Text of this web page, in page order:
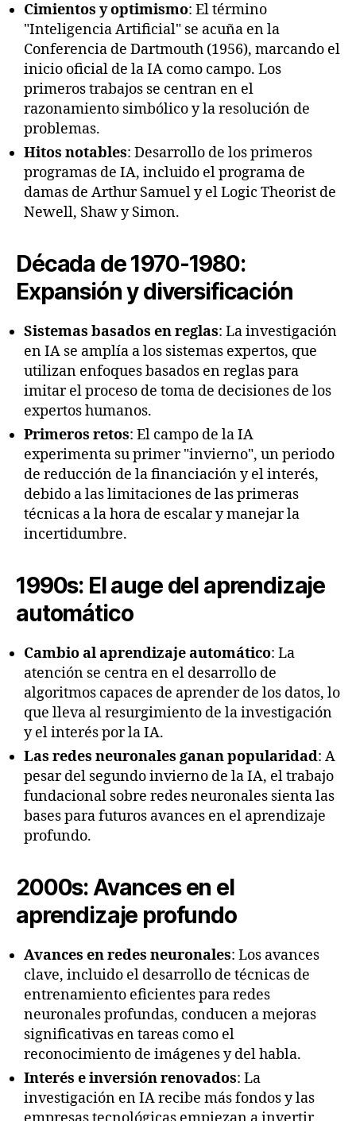
Cimientos y optimismo: El término
"Inteligencia Artificial" se acuña en la
Conferencia de Dartmouth (1956), marcando el
inicio oficial de la IA como campo. Los
primeros trabajos se centran en el
razonamiento simbólico y la resolución de
problemas.
Hitos notables: Desarrollo de los primeros
programas de IA, incluido el programa de
damas de Arthur Samuel y el Logic Theorist de
Newell, Shaw y Simon.
Década de 1970-1980:
Expansión y diversificación
Sistemas basados en reglas: La investigación
en IA se amplía a los sistemas expertos, que
utilizan enfoques basados en reglas para
imitar el proceso de toma de decisiones de los
expertos humanos.
Primeros retos: El campo de la IA
experimenta su primer "invierno", un periodo
de reducción de la financiación y el interés,
debido a las limitaciones de las primeras
técnicas a la hora de escalar y manejar la
incertidumbre.
1990s: El auge del aprendizaje
automático
Cambio al aprendizaje automático: La
atención se centra en el desarrollo de
algoritmos capaces de aprender de los datos, lo
que lleva al resurgimiento de la investigación
y el interés por la IA.
Las redes neuronales ganan popularidad: A
pesar del segundo invierno de la IA, el trabajo
fundacional sobre redes neuronales sienta las
bases para futuros avances en el aprendizaje
profundo.
2000s: Avances en el
aprendizaje profundo
Avances en redes neuronales: Los avances
clave, incluido el desarrollo de técnicas de
entrenamiento eficientes para redes
neuronales profundas, conducen a mejoras
significativas en tareas como el
reconocimiento de imágenes y del habla.
Interés e inversión renovados: La
investigación en IA recibe más fondos y las